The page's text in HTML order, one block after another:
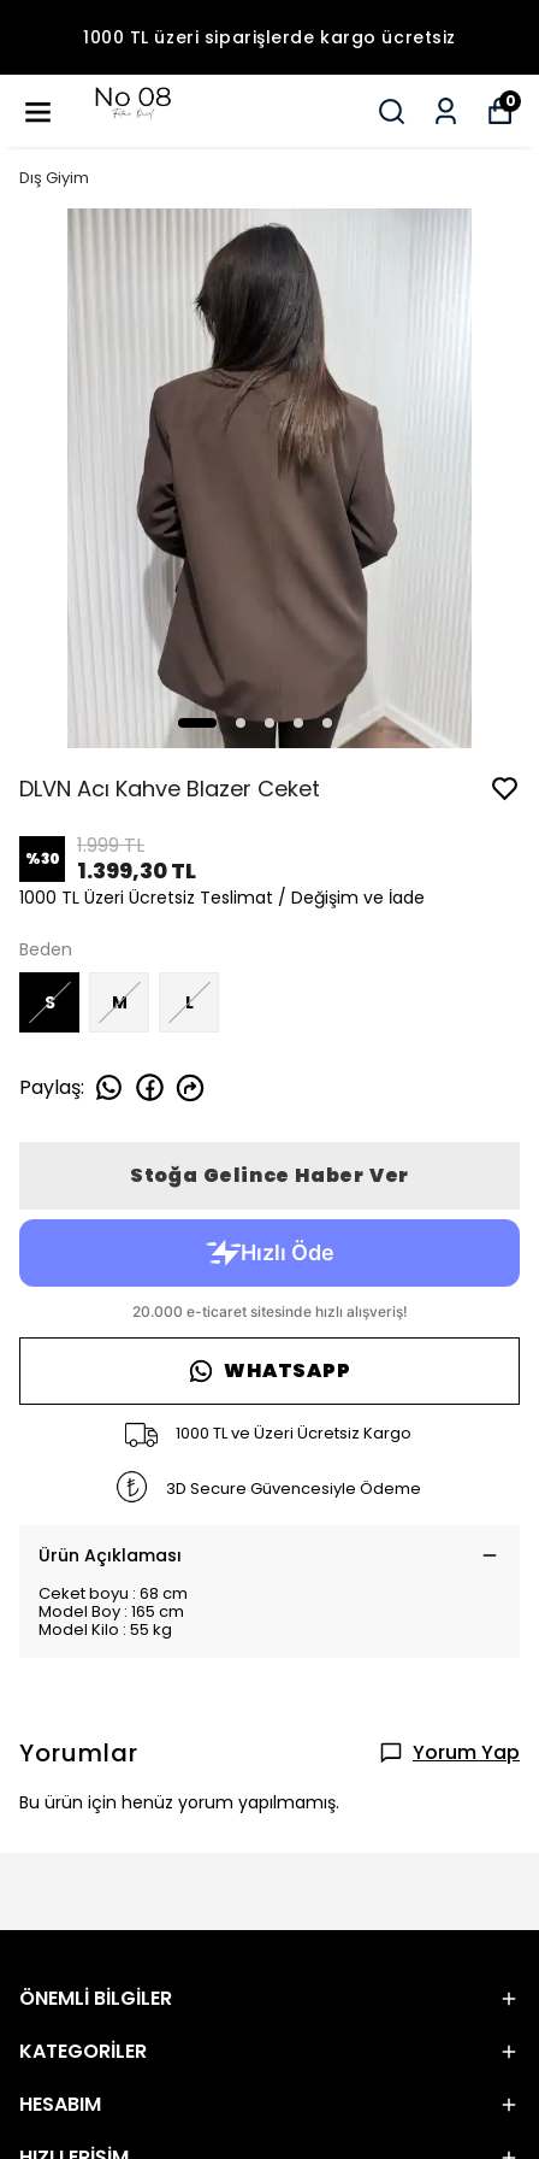
1000 TL üzeri siparişlerde kargo ücretsiz
0
Dış Giyim
DLVN Acı Kahve Blazer Ceket
%30 1.999 TL
1.399,30 TL
1000 TL Üzeri Ücretsiz Teslimat / Değişim ve İade
Beden
S M L
Paylaş:
Stoğa Gelince Haber Ver
WHATSAPP
1000 TL ve Üzeri Ücretsiz Kargo
3D Secure Güvencesiyle Ödeme
Ürün Açıklaması
Ceket boyu : 68 cm
Model Boy : 165 cm
Model Kilo : 55 kg
Yorumlar Yorum Yap
Bu ürün için henüz yorum yapılmamış.
ÖNEMLİ BİLGİLER
KATEGORİLER
HESABIM